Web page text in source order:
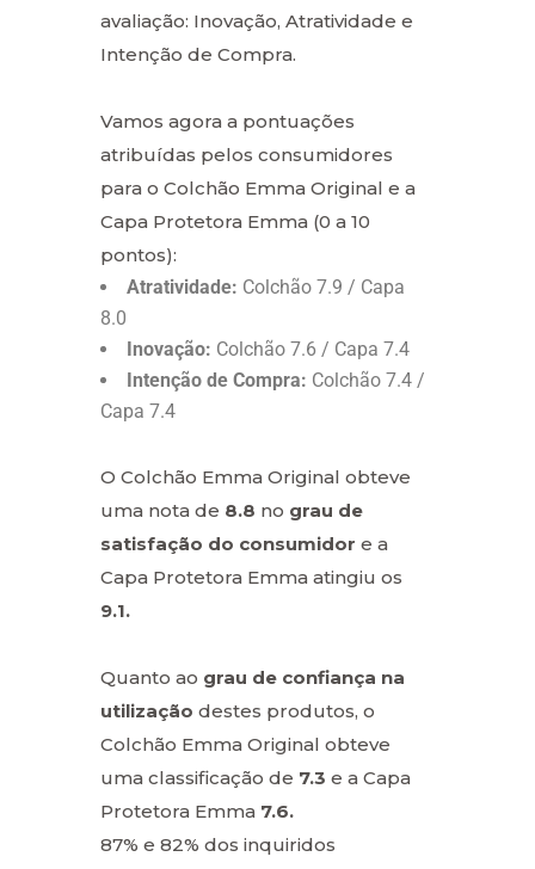
avaliação: Inovação, Atratividade e
Intenção de Compra.
Vamos agora a pontuações
atribuídas pelos consumidores
para o Colchão Emma Original e a
Capa Protetora Emma (0 a 10
pontos):
Atratividade: Colchão 7.9 / Capa
8.0
Inovação: Colchão 7.6 / Capa 7.4
Intenção de Compra: Colchão 7.4 /
Capa 7.4
O Colchão Emma Original obteve
uma nota de 8.8 no grau de
satisfação do consumidor e a
Capa Protetora Emma atingiu os
9.1.
Quanto ao grau de confiança na
utilização destes produtos, o
Colchão Emma Original obteve
uma classificação de 7.3 e a Capa
Protetora Emma 7.6.
87% e 82% dos inquiridos